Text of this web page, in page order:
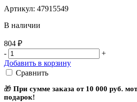
Артикул: 47915549
В наличии
804 ₽
-
+
Добавить в корзину
Сравнить
🎁 При сумме заказа от 10 000 руб.
подарок!